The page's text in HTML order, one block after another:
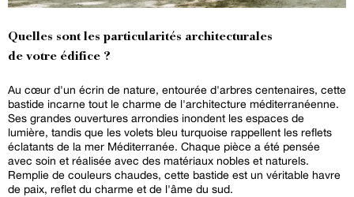
Quelles sont les particularités architecturales
de votre édifice ?
Au cœur d'un écrin de nature, entourée d'arbres centenaires, cette
bastide incarne tout le charme de l'architecture méditerranéenne.
Ses grandes ouvertures arrondies inondent les espaces de
lumière, tandis que les volets bleu turquoise rappellent les reflets
éclatants de la mer Méditerranée. Chaque pièce a été pensée
avec soin et réalisée avec des matériaux nobles et naturels.
Remplie de couleurs chaudes, cette bastide est un véritable havre
de paix, reflet du charme et de l'âme du sud.